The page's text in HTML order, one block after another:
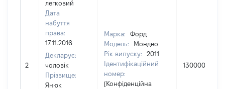
2
легковий
Дата
набуття
права:
17.11.2016
Декларує:
чоловік
Прізвище:
Янюк
Марка:
Форд
Модель:
Мондео
Рік випуску:
2011
Ідентифікаційний
номер:
[Конфіденційна
130000